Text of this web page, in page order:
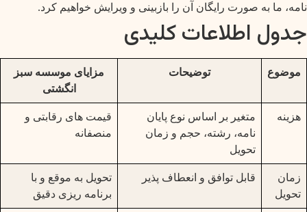
نامه، ما به صورت رایگان آن را بازبینی و ویرایش خواهیم کرد.
جدول اطلاعات کلیدی
موضوع توضیحات
مزایای موسسه سبز
انگشتی
هزینه
متغیر بر اساس نوع پایان
نامه، رشته، حجم و زمان
تحویل
قیمت های رقابتی و
منصفانه
زمان
تحویل
قابل توافق و انعطاف پذیر
تحویل به موقع و با
برنامه ریزی دقیق